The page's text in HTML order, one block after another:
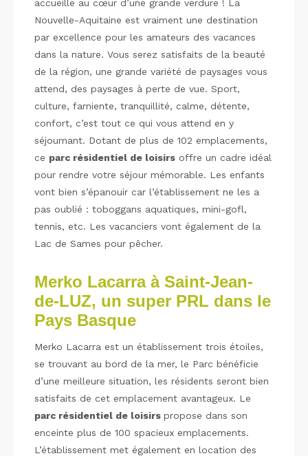
accueille au cœur d’une grande verdure ! La
Nouvelle-Aquitaine est vraiment une destination
par excellence pour les amateurs des vacances
dans la nature. Vous serez satisfaits de la beauté
de la région, une grande variété de paysages vous
attend, des paysages à perte de vue. Sport,
culture, farniente, tranquillité, calme, détente,
confort, c’est tout ce qui vous attend en y
séjournant. Dotant de plus de 102 emplacements,
ce parc résidentiel de loisirs offre un cadre idéal
pour rendre votre séjour mémorable. Les enfants
vont bien s’épanouir car l’établissement ne les a
pas oublié : toboggans aquatiques, mini-gofl,
tennis, etc. Les vacanciers vont également de la
Lac de Sames pour pêcher.
Merko Lacarra à Saint-Jean-
de-LUZ, un super PRL dans le
Pays Basque
Merko Lacarra est un établissement trois étoiles,
se trouvant au bord de la mer, le Parc bénéficie
d’une meilleure situation, les résidents seront bien
satisfaits de cet emplacement avantageux. Le
parc résidentiel de loisirs propose dans son
enceinte plus de 100 spacieux emplacements.
L’établissement met également en location des